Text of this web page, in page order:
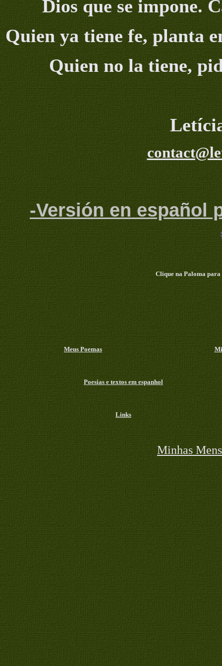
Dios que se impone.
Quien ya tiene fe, planta
Quien no la tiene,
-Versión en español
Clique na Paloma
Meus Poemas
Poesias e textos em espanhol
Links
Minhas